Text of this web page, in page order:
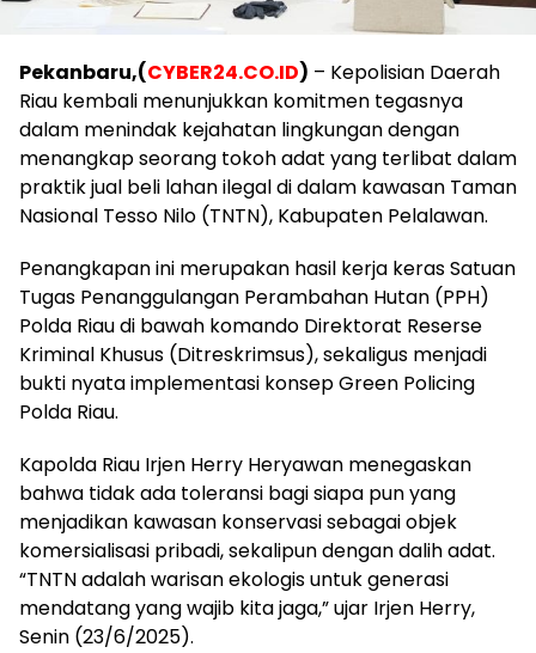
Pekanbaru,(CYBER24.CO.ID) – Kepolisian Daerah
Riau kembali menunjukkan komitmen tegasnya
dalam menindak kejahatan lingkungan dengan
menangkap seorang tokoh adat yang terlibat dalam
praktik jual beli lahan ilegal di dalam kawasan Taman
Nasional Tesso Nilo (TNTN), Kabupaten Pelalawan.
Penangkapan ini merupakan hasil kerja keras Satuan
Tugas Penanggulangan Perambahan Hutan (PPH)
Polda Riau di bawah komando Direktorat Reserse
Kriminal Khusus (Ditreskrimsus), sekaligus menjadi
bukti nyata implementasi konsep Green Policing
Polda Riau.
Kapolda Riau Irjen Herry Heryawan menegaskan
bahwa tidak ada toleransi bagi siapa pun yang
menjadikan kawasan konservasi sebagai objek
komersialisasi pribadi, sekalipun dengan dalih adat.
“TNTN adalah warisan ekologis untuk generasi
mendatang yang wajib kita jaga,” ujar Irjen Herry,
Senin (23/6/2025).